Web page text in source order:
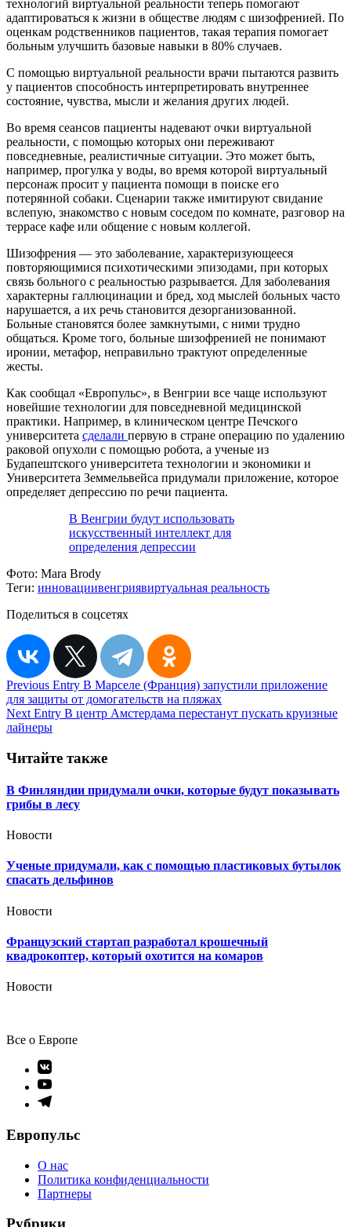
технологий виртуальной реальности теперь помогают
адаптироваться к жизни в обществе людям с шизофренией. По
оценкам родственников пациентов, такая терапия помогает
больным улучшить базовые навыки в 80% случаев.
С помощью виртуальной реальности врачи пытаются развить
у пациентов способность интерпретировать внутреннее
состояние, чувства, мысли и желания других людей.
Во время сеансов пациенты надевают очки виртуальной
реальности, с помощью которых они переживают
повседневные, реалистичные ситуации. Это может быть,
например, прогулка у воды, во время которой виртуальный
персонаж просит у пациента помощи в поиске его
потерянной собаки. Сценарии также имитируют свидание
вслепую, знакомство с новым соседом по комнате, разговор на
террасе кафе или общение с новым коллегой.
Шизофрения — это заболевание, характеризующееся
повторяющимися психотическими эпизодами, при которых
связь больного с реальностью разрывается. Для заболевания
характерны галлюцинации и бред, ход мыслей больных часто
нарушается, а их речь становится дезорганизованной.
Больные становятся более замкнутыми, с ними трудно
общаться. Кроме того, больные шизофренией не понимают
иронии, метафор, неправильно трактуют определенные
жесты.
Как сообщал «Европульс», в Венгрии все чаще используют
новейшие технологии для повседневной медицинской
практики. Например, в клиническом центре Печского
университета сделали первую в стране операцию по удалению
раковой опухоли с помощью робота, а ученые из
Будапештского университета технологии и экономики и
Университета Земмельвейса придумали приложение, которое
определяет депрессию по речи пациента.
В Венгрии будут использовать
искусственный интеллект для
определения депрессии
Фото: Mara Brody
Теги: инновациивенгриявиртуальная реальность
Поделиться в соцсетях
Навигация
по
записям
Previous Entry В Марселе (Франция) запустили приложение
для защиты от домогательств на пляжах
Next Entry В центр Амстердама перестанут пускать круизные
лайнеры
Читайте также
В Финляндии придумали очки, которые будут показывать
грибы в лесу
Новости
Ученые придумали, как с помощью пластиковых бутылок
спасать дельфинов
Новости
Французский стартап разработал крошечный
квадрокоптер, который охотится на комаров
Новости
Все о Европе
Элемент
меню
Элемент
меню
Элемент
Европульс
О нас
Политика конфиденциальности
Партнеры
Рубрики